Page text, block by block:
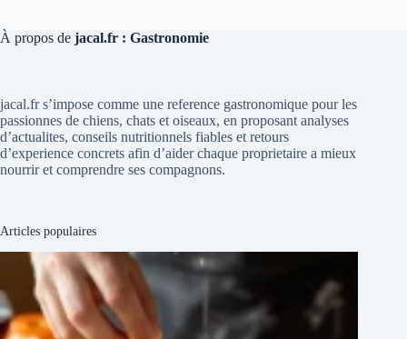
À propos de jacal.fr : Gastronomie
jacal.fr s’impose comme une reference gastronomique pour les
passionnes de chiens, chats et oiseaux, en proposant analyses
d’actualites, conseils nutritionnels fiables et retours
d’experience concrets afin d’aider chaque proprietaire a mieux
nourrir et comprendre ses compagnons.
Articles populaires